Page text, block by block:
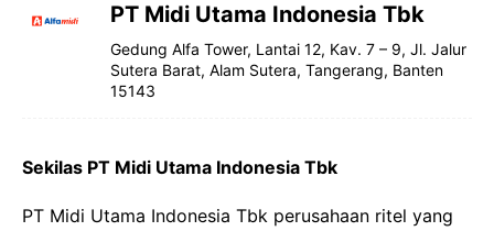
PT Midi Utama Indonesia Tbk
Gedung Alfa Tower, Lantai 12, Kav. 7 – 9, Jl. Jalur
Sutera Barat, Alam Sutera, Tangerang, Banten
15143
Sekilas PT Midi Utama Indonesia Tbk
PT Midi Utama Indonesia Tbk perusahaan ritel yang